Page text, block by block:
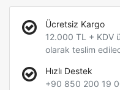
Ücretsiz Kargo
12.000 TL + KDV
olarak teslim
Hızlı Destek
+90 850 200 19